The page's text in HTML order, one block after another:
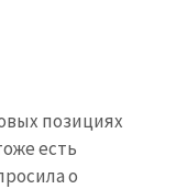
позициях
есть
о